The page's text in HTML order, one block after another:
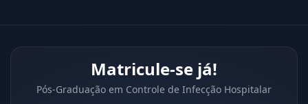
Matricule-se já!
Pós-Graduação em Controle de Infecção Hospitalar